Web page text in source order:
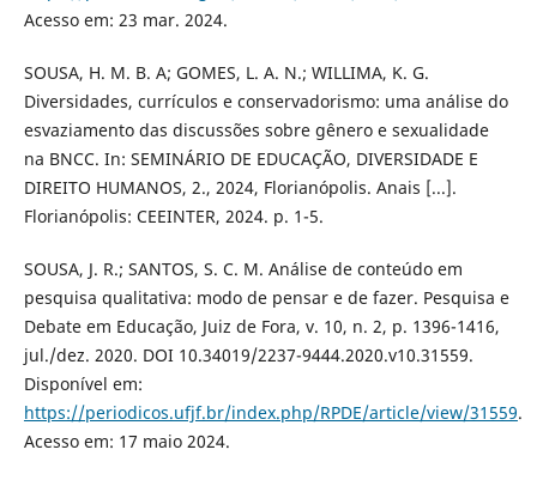
Acesso em: 23 mar. 2024.
SOUSA, H. M. B. A; GOMES, L. A. N.; WILLIMA, K. G.
Diversidades, currículos e conservadorismo: uma análise do
esvaziamento das discussões sobre gênero e sexualidade
na BNCC. In: SEMINÁRIO DE EDUCAÇÃO, DIVERSIDADE E
DIREITO HUMANOS, 2., 2024, Florianópolis. Anais [...].
Florianópolis: CEEINTER, 2024. p. 1-5.
SOUSA, J. R.; SANTOS, S. C. M. Análise de conteúdo em
pesquisa qualitativa: modo de pensar e de fazer. Pesquisa e
Debate em Educação, Juiz de Fora, v. 10, n. 2, p. 1396-1416,
jul./dez. 2020. DOI 10.34019/2237-9444.2020.v10.31559.
Disponível em:
https://periodicos.ufjf.br/index.php/RPDE/article/view/31559.
Acesso em: 17 maio 2024.